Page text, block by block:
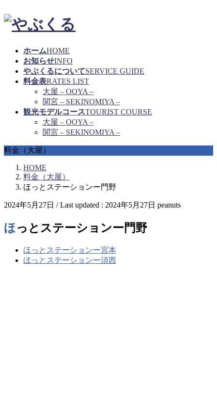
ホームHOME
お知らせINFO
やぶくるについてSERVICE GUIDE
料金表RATES LIST
大屋 – OOYA –
関宮 – SEKINOMIYA –
観光モデルコースTOURIST COURSE
大屋 – OOYA –
関宮 – SEKINOMIYA –
料金（大屋）
HOME
料金（大屋）
ほっとステーションー門野
2024年5月27日 / Last updated : 2024年5月27日 peanuts
ほっとステーションー門野
ほっとステーションー宮本
ほっとステーションー須西